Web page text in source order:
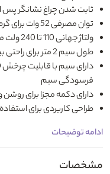
ثابت شدن چراغ نشانگر پس
توان مصرفی 52 وات برای گرم شدن سریع و عملکرد پایدار
ولتاژ جهانی 110 تا 240 ولت مناسب استفاده در مناطق مختلف
طول سیم 2 متر برای راحتی بیشتر هنگام استفاده
فرسودگی سیم
دارای دکمه مجزا برای
طراحی کاربردی برای
ادامه توضیحات
مشخصات